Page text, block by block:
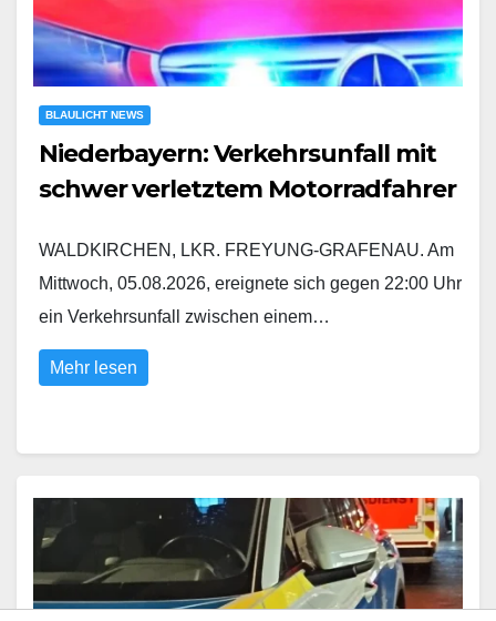
BLAULICHT NEWS
Niederbayern: Verkehrsunfall mit
schwer verletztem Motorradfahrer
WALDKIRCHEN, LKR. FREYUNG-GRAFENAU. Am
Mittwoch, 05.08.2026, ereignete sich gegen 22:00 Uhr
ein Verkehrsunfall zwischen einem…
Mehr lesen